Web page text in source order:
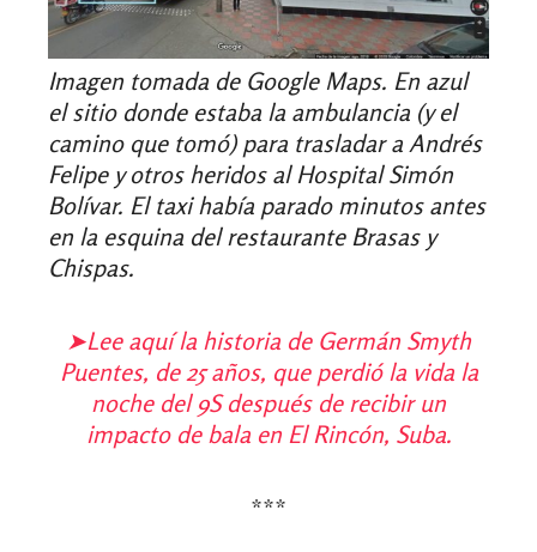
Imagen tomada de Google Maps. En azul
el sitio donde estaba la ambulancia (y el
camino que tomó) para trasladar a Andrés
Felipe y otros heridos al Hospital Simón
Bolívar. El taxi había parado minutos antes
en la esquina del restaurante Brasas y
Chispas.
➤Lee aquí la historia de Germán Smyth
Puentes, de 25 años, que perdió la vida la
noche del 9S después de recibir un
impacto de bala en El Rincón, Suba.
***